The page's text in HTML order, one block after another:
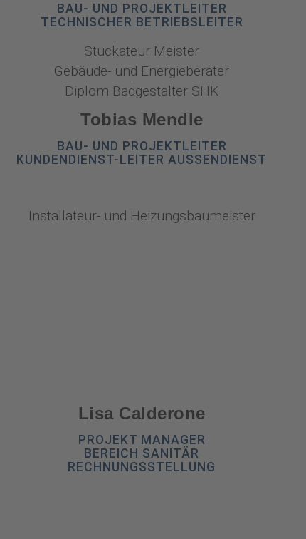
BAU- UND PROJEKTLEITER
TECHNISCHER BETRIEBSLEITER
Stuckateur Meister
Gebäude- und Energieberater
Diplom Badgestalter SHK
Tobias Mendle
BAU- UND PROJEKTLEITER
KUNDENDIENST-LEITER AUSSENDIENST
Installateur- und Heizungsbaumeister
Lisa Calderone​
PROJEKT MANAGER
BEREICH SANITÄR
RECHNUNGSSTELLUNG